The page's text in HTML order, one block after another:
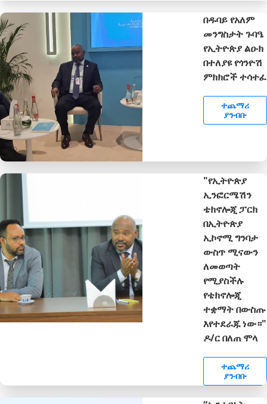
በዱባይ የአለም
መንግስታት ጉባዔ
የኢትዮጵያ ልዑክ
በተለያዩ የጎንዮሽ
ምክክሮች ተሳተፈ
ተጨማሪ
ያንብቡ
"የኢትዮጵያ
ኢንፎርሜሽን
ቴክኖሎጂ ፓርክ
በኢትዮጵያ
ኢኮኖሚ ግንባታ
ውስጥ ሚናውን
ለመወጣት
የሚያስችሉ
የቴክኖሎጂ
ተቋማት በውስጡ
እየተደራጁ ነው።"
ዶ/ር በለጠ ሞላ
ተጨማሪ
ያንብቡ